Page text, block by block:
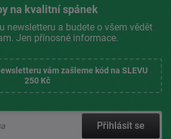
na kvalitní spánek
newsletteru a budete o všem vědět
Jen přínosné informace.
vám zašleme kód na SLEVU
250 Kč
Přihlásit se